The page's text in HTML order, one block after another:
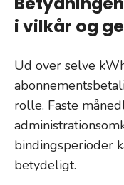
i vilkår og
Ud over selve
rolle. Faste
bindingsperioder
betydeligt.